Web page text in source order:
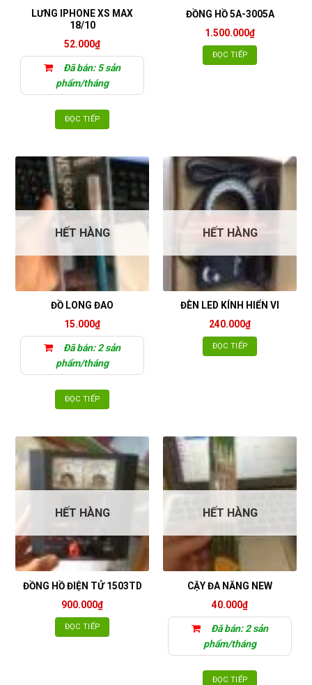
LƯNG IPHONE XS MAX
18/10
52.000₫
Đã bán: 5 sản
phẩm/tháng
ĐỌC TIẾP
ĐỒNG HỒ 5A-3005A
1.500.000₫
ĐỌC TIẾP
HẾT HÀNG
ĐỒ LONG ĐAO
15.000₫
Đã bán: 2 sản
phẩm/tháng
ĐỌC TIẾP
HẾT HÀNG
ĐÈN LED KÍNH HIỂN VI
240.000₫
ĐỌC TIẾP
HẾT HÀNG
ĐỒNG HỒ ĐIỆN TỬ 1503TD
900.000₫
ĐỌC TIẾP
HẾT HÀNG
CẬY ĐA NĂNG NEW
40.000₫
Đã bán: 2 sản
phẩm/tháng
ĐỌC TIẾP